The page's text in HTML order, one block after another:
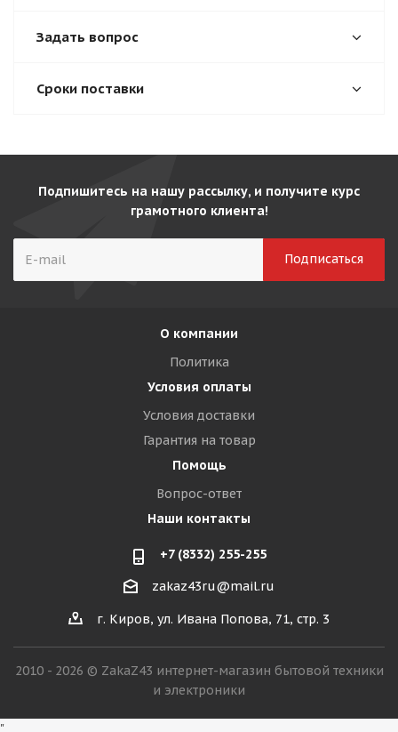
Задать вопрос
Сроки поставки
Подпишитесь на нашу рассылку, и получите курс
грамотного клиента!
О компании
Политика
Условия оплаты
Условия доставки
Гарантия на товар
Помощь
Вопрос-ответ
Наши контакты
+7 (8332) 255-255
zakaz43ru@mail.ru
г. Киров, ул. Ивана Попова, 71, стр. 3
2010 - 2026 © ZakaZ43 интернет-магазин бытовой техники
и электроники
"